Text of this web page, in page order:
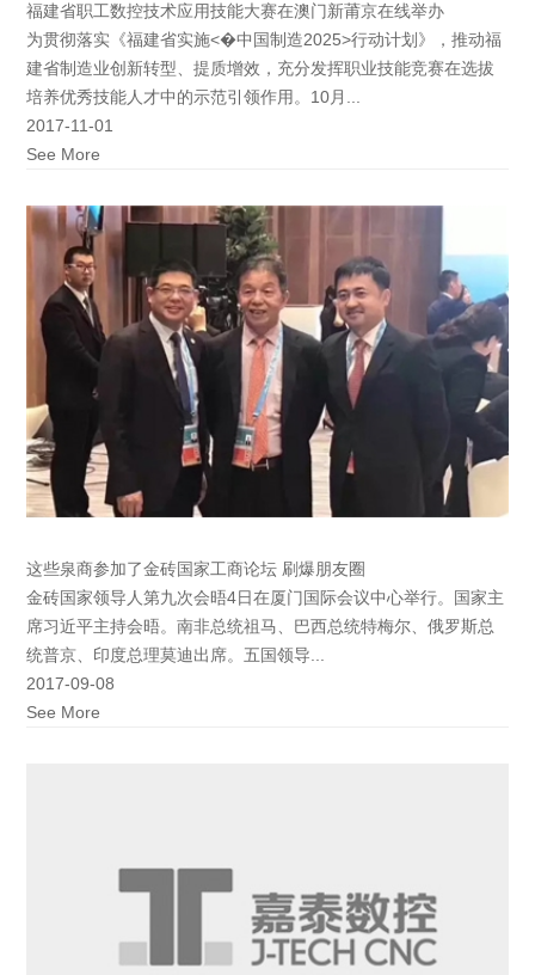
福建省职工数控技术应用技能大赛在澳门新莆京在线举办
为贯彻落实《福建省实施<�中国制造2025>行动计划》，推动福
建省制造业创新转型、提质增效，充分发挥职业技能竞赛在选拔
培养优秀技能人才中的示范引领作用。10月...
2017-11-01
See More
这些泉商参加了金砖国家工商论坛 刷爆朋友圈
金砖国家领导人第九次会晤4日在厦门国际会议中心举行。国家主
席习近平主持会晤。南非总统祖马、巴西总统特梅尔、俄罗斯总
统普京、印度总理莫迪出席。五国领导...
2017-09-08
See More